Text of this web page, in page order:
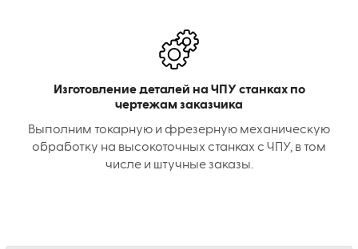
Изготовление деталей на ЧПУ станках по
чертежам заказчика
Выполним токарную и фрезерную механическую
обработку на высокоточных станках с ЧПУ, в том
числе и штучные заказы.